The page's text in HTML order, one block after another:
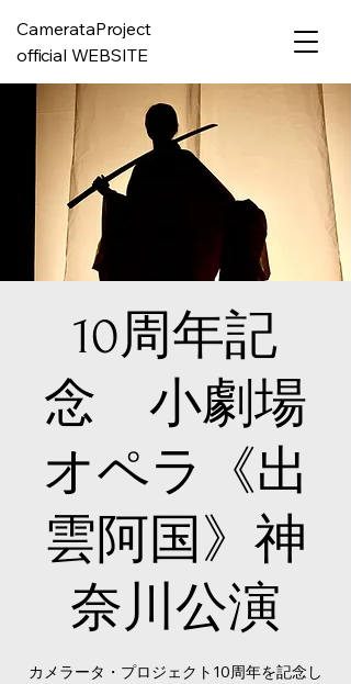
CamerataProject
official WEBSITE
10周年記
念 小劇場
オペラ《出
雲阿国》神
奈川公演
カメラータ・プロジェクト10周年を記念し